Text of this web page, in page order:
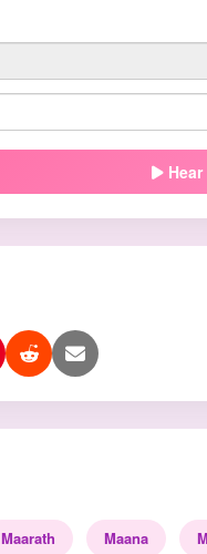
Hear
Maarath Maana